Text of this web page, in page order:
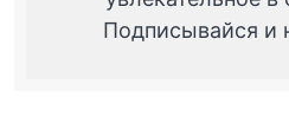
Подписывайся и